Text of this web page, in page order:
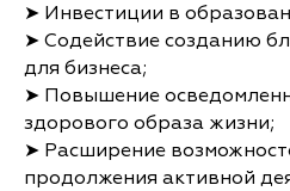
➤ Инвестиции в
➤ Содействие созданию
для бизнеса;
➤ Повышение
здорового образа жизни;
➤ Расширение
продолжения активной